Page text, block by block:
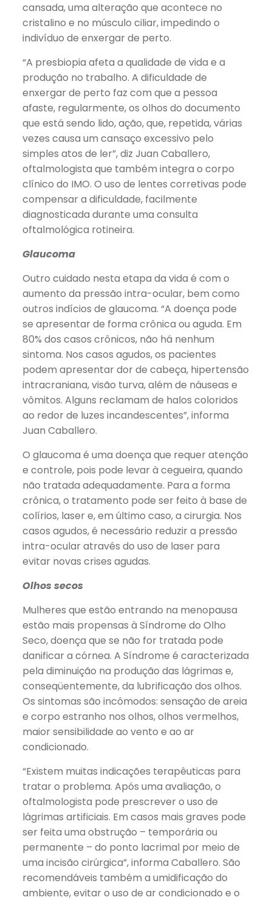
cansada, uma alteração que acontece no
cristalino e no músculo ciliar, impedindo o
indivíduo de enxergar de perto.
“A presbiopia afeta a qualidade de vida e a
produção no trabalho. A dificuldade de
enxergar de perto faz com que a pessoa
afaste, regularmente, os olhos do documento
que está sendo lido, ação, que, repetida, várias
vezes causa um cansaço excessivo pelo
simples atos de ler”, diz Juan Caballero,
oftalmologista que também integra o corpo
clínico do IMO. O uso de lentes corretivas pode
compensar a dificuldade, facilmente
diagnosticada durante uma consulta
oftalmológica rotineira.
Glaucoma
Outro cuidado nesta etapa da vida é com o
aumento da pressão intra-ocular, bem como
outros indícios de glaucoma. “A doença pode
se apresentar de forma crônica ou aguda. Em
80% dos casos crônicos, não há nenhum
sintoma. Nos casos agudos, os pacientes
podem apresentar dor de cabeça, hipertensão
intracraniana, visão turva, além de náuseas e
vômitos. Alguns reclamam de halos coloridos
ao redor de luzes incandescentes”, informa
Juan Caballero.
O glaucoma é uma doença que requer atenção
e controle, pois pode levar à cegueira, quando
não tratada adequadamente. Para a forma
crônica, o tratamento pode ser feito à base de
colírios, laser e, em último caso, a cirurgia. Nos
casos agudos, é necessário reduzir a pressão
intra-ocular através do uso de laser para
evitar novas crises agudas.
Olhos secos
Mulheres que estão entrando na menopausa
estão mais propensas à Síndrome do Olho
Seco, doença que se não for tratada pode
danificar a córnea. A Síndrome é caracterizada
pela diminuição na produção das lágrimas e,
conseqüentemente, da lubrificação dos olhos.
Os sintomas são incômodos: sensação de areia
e corpo estranho nos olhos, olhos vermelhos,
maior sensibilidade ao vento e ao ar
condicionado.
“Existem muitas indicações terapêuticas para
tratar o problema. Após uma avaliação, o
oftalmologista pode prescrever o uso de
lágrimas artificiais. Em casos mais graves pode
ser feita uma obstrução – temporária ou
permanente – do ponto lacrimal por meio de
uma incisão cirúrgica”, informa Caballero. São
recomendáveis também a umidificação do
ambiente, evitar o uso de ar condicionado e o